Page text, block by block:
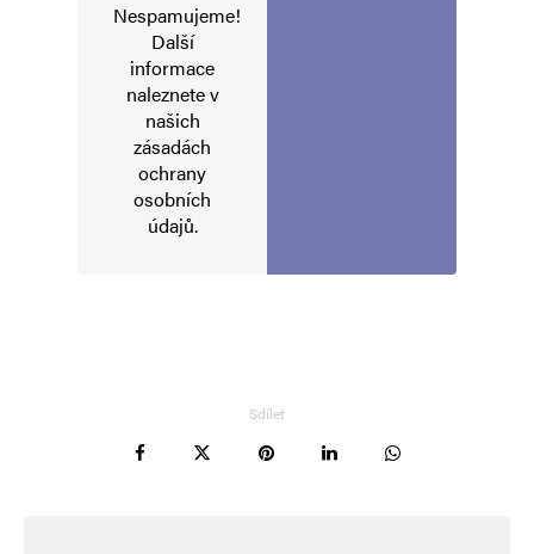
Nespamujeme!
Další
informace
naleznete v
našich
zásadách
ochrany
osobních
údajů.
Sdílet